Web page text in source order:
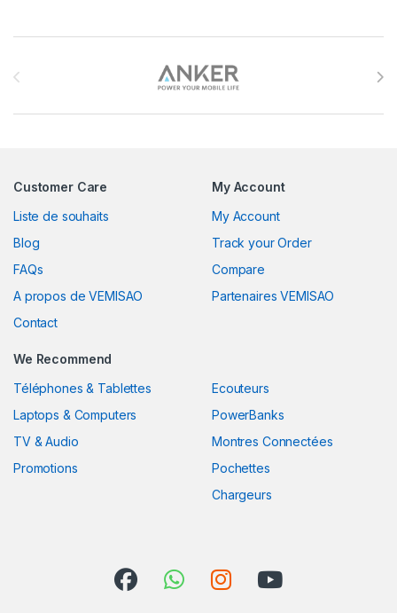
Customer Care
Liste de souhaits
Blog
FAQs
A propos de VEMISAO
Contact
My Account
My Account
Track your Order
Compare
Partenaires VEMISAO
We Recommend
Téléphones & Tablettes
Laptops & Computers
TV & Audio
Promotions
Ecouteurs
PowerBanks
Montres Connectées
Pochettes
Chargeurs